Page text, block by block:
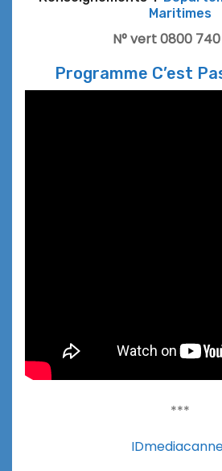
Maritimes
N° vert 0800
Programme C’est
***